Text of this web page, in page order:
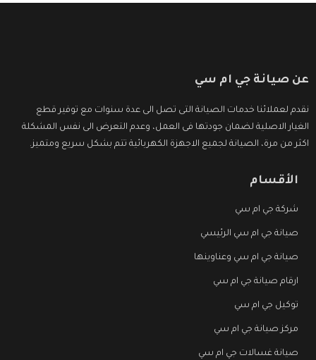
عن صيانة جي ام سي
نقدم لعملائنا خدمات الصيانة التى تصل الى عدة سنوات مع توفير قطع
الغيار الاصلية لضمان جودتها فى العمل، وعدم التعرض الى نفس المشكلة
اكثر من مرة، الصيانة لجميع الاجهزة الكهربائية تتم بشكل سريع ومتميز.
الأقسام
شركة جي ام سي
صيانة جي ام سي الرئيسي
صيانة جي ام سي وعناوينها
ارقام صيانة جي ام سي
توكيل جي ام سي
مركز صيانة جي ام سي
صيانة غسالات جي ام سي